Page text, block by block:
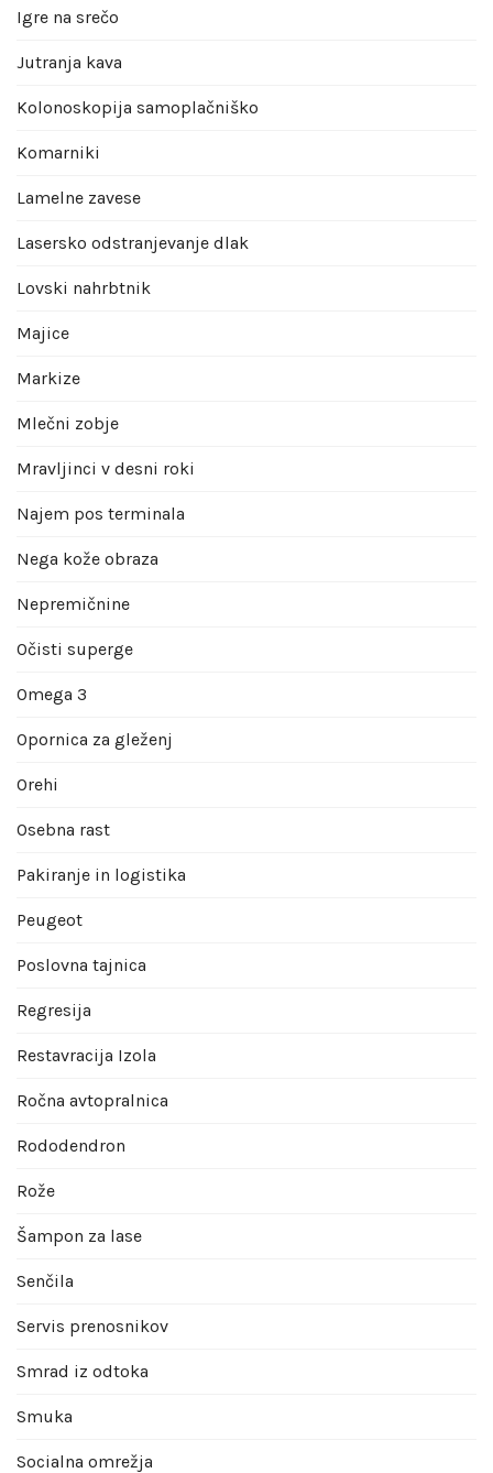
Igre na srečo
Jutranja kava
Kolonoskopija samoplačniško
Komarniki
Lamelne zavese
Lasersko odstranjevanje dlak
Lovski nahrbtnik
Majice
Markize
Mlečni zobje
Mravljinci v desni roki
Najem pos terminala
Nega kože obraza
Nepremičnine
Očisti superge
Omega 3
Opornica za gleženj
Orehi
Osebna rast
Pakiranje in logistika
Peugeot
Poslovna tajnica
Regresija
Restavracija Izola
Ročna avtopralnica
Rododendron
Rože
Šampon za lase
Senčila
Servis prenosnikov
Smrad iz odtoka
Smuka
Socialna omrežja